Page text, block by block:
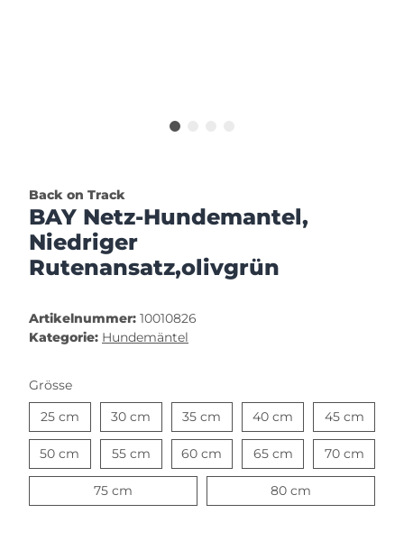
Back on Track
BAY Netz-Hundemantel,
Niedriger
Rutenansatz,olivgrün
Artikelnummer: 10010826
Kategorie: Hundemäntel
Grösse
25 cm25 cm30 cm 30 cm35 cm 35 cm40 cm 40 cm45 cm45 cm
50 cm 50 cm55 cm55 cm60 cm 60 cm65 cm65 cm70 cm70 cm
75 cm 80 cm